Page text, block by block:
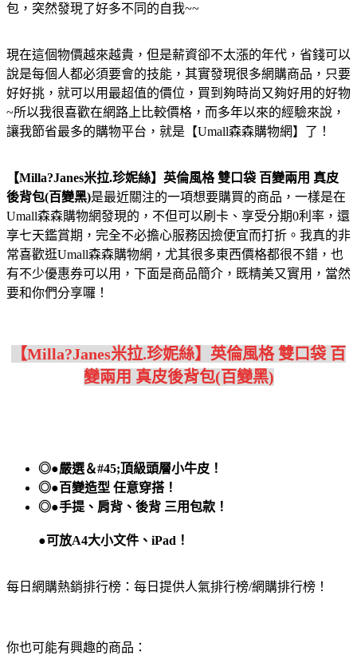
包，突然發現了好多不同的自我~~
現在這個物價越來越貴，但是薪資卻不太漲的年代，省錢可以
說是每個人都必須要會的技能，其實發現很多網購商品，只要
好好挑，就可以用最超值的價位，買到夠時尚又夠好用的好物
~所以我很喜歡在網路上比較價格，而多年以來的經驗來說，
讓我節省最多的購物平台，就是【Umall森森購物網】了！
【Milla?Janes米拉.珍妮絲】英倫風格 雙口袋 百變兩用 真皮
後背包(百變黑)是最近關注的一項想要購買的商品，一樣是在
Umall森森購物網發現的，不但可以刷卡、享受分期0利率，還
享七天鑑賞期，完全不必擔心服務因撿便宜而打折。我真的非
常喜歡逛Umall森森購物網，尤其很多東西價格都很不錯，也
有不少優惠券可以用，下面是商品簡介，既精美又實用，當然
要和你們分享囉！
【Milla?Janes米拉.珍妮絲】英倫風格 雙口袋 百
變兩用 真皮後背包(百變黑)
◎●嚴選＆#45;頂級頭層小牛皮！
◎●百變造型 任意穿搭！
◎●手提、肩背、後背 三用包款！
●可放A4大小文件、iPad！
每日網購熱銷排行榜：每日提供人氣排行榜/網購排行榜！
你也可能有興趣的商品：